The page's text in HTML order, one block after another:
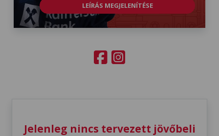
LEÍRÁS MEGJELENÍTÉSE
Jelenleg nincs tervezett jövőbeli